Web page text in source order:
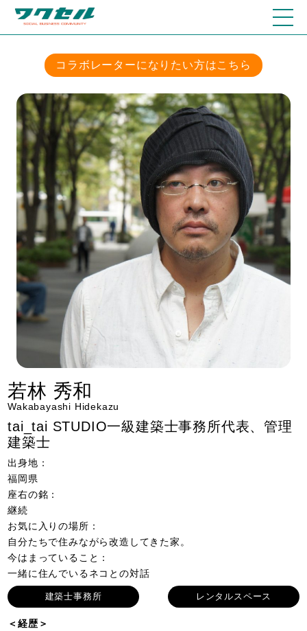
コラボレーターになりたい方はこちら
若林 秀和
Wakabayashi Hidekazu
tai_tai STUDIO一級建築士事務所代表、管理
建築士
出身地：
福岡県
座右の銘：
継続
お気に入りの場所：
自分たちで住みながら改造してきた家。
今はまっていること：
一緒に住んでいるネコとの対話
建築士事務所 レンタルスペース
＜経歴＞